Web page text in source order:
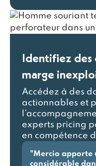
Identifiez
marge
Accédez à des
actionnables et
experts pricing
en compétence
"Mercio apporte
considérable